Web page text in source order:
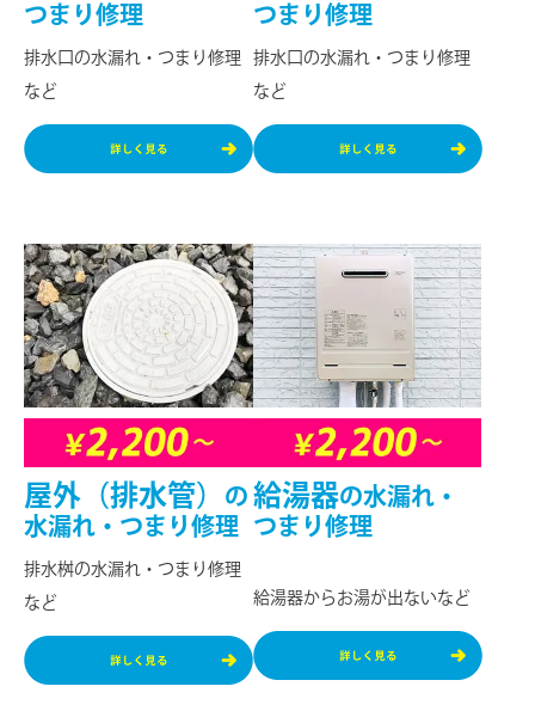
つまり修理
排⽔⼝の水漏れ・つまり修理
など
つまり修理
排⽔⼝の水漏れ・つまり修理
など
屋外（排水管）
の
水漏れ・つまり修理
排⽔桝の水漏れ・つまり修理
など
給湯器の水漏れ・
つまり修理
給湯器からお湯が出ないなど